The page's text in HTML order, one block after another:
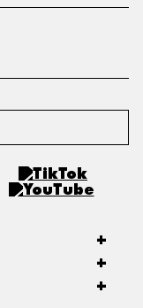
+
+
+